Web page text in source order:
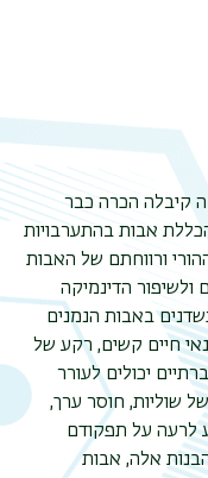
קיבלה הכרה כבר
אבות בהתערבויות
ורווחתם של האבות
הדינמיקה
באבות הנמנים
חיים קשים, רקע של
יכולים לעורר
שוליות, חוסר ערך,
לרעה על תפקודם
אלה, אבות